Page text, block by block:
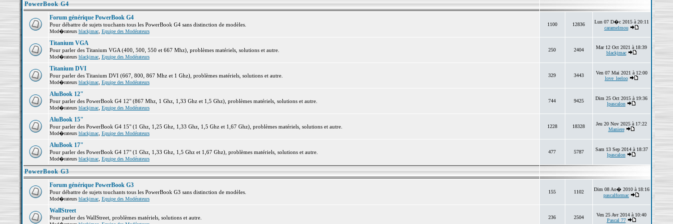
PowerBook G4
Forum générique PowerBook G4
Pour débattre de sujets touchants tous les PowerBook G4 sans distinction de modèles.
Mod�rateurs blackjmac, Equipe des Modérateurs
1100 12836
Lun 07 D�c 2015 à 20:11
caramelmou
Titanium VGA
Pour parler des Titanium VGA (400, 500, 550 et 667 Mhz), problèmes matériels, solutions et autre.
Mod�rateurs blackjmac, Equipe des Modérateurs
250 2404
Mar 12 Oct 2021 à 18:39
blackjmac
Titanium DVI
Pour parler des Titanium DVI (667, 800, 867 Mhz et 1 Ghz), problèmes matériels, solutions et autre.
Mod�rateurs blackjmac, Equipe des Modérateurs
329 3443
Ven 07 Mai 2021 à 12:00
love_leeloo
AluBook 12"
Pour parler des PowerBook G4 12" (867 Mhz, 1 Ghz, 1,33 Ghz et 1,5 Ghz), problèmes matériels, solutions et autre.
Mod�rateurs blackjmac, Equipe des Modérateurs
744 9425
Dim 25 Oct 2015 à 19:36
lpascalon
AluBook 15"
Pour parler des PowerBook G4 15" (1 Ghz, 1,25 Ghz, 1,33 Ghz, 1,5 Ghz et 1,67 Ghz), problèmes matériels, solutions et autre.
Mod�rateurs blackjmac, Equipe des Modérateurs
1228 18328
Jeu 20 Nov 2025 à 17:22
Maniere
AluBook 17"
Pour parler des PowerBook G4 17" (1 Ghz, 1,33 Ghz, 1,5 Ghz et 1,67 Ghz), problèmes matériels, solutions et autre.
Mod�rateurs blackjmac, Equipe des Modérateurs
477 5787
Sam 13 Sep 2014 à 18:37
lpascalon
PowerBook G3
Forum générique PowerBook G3
Pour débattre de sujets touchants tous les PowerBook G3 sans distinction de modèles.
Mod�rateurs blackjmac, Equipe des Modérateurs
155 1102
Dim 08 Ao� 2010 à 18:16
pascalformac
WallStreet
Pour parler des WallStreet, problèmes matériels, solutions et autre. 236 2504
Ven 25 Avr 2014 à 10:40
Pascal 77